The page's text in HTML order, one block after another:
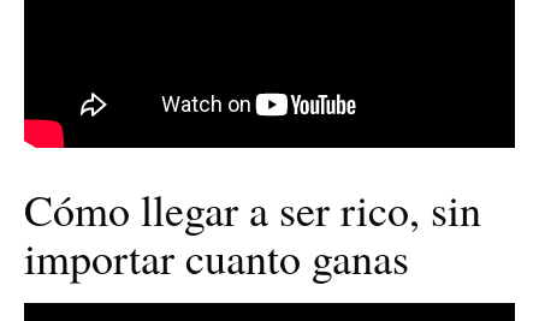
Cómo llegar a ser rico, sin
importar cuanto ganas